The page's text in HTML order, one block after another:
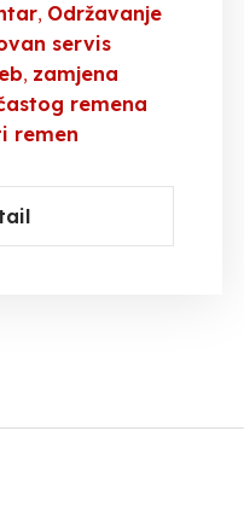
Održavanje
servis
zamjena
remena
remen